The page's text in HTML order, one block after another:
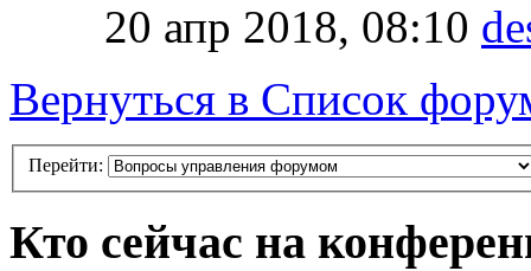
20 апр 2018, 08:10
Вернуться в Список
Перейти:
Кто сейчас на